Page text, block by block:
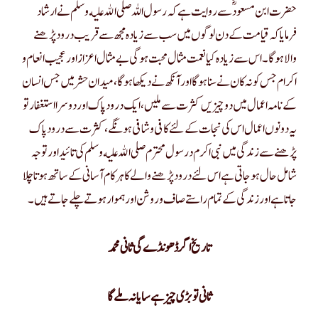
حضرت ابن مسعودؓ سے روایت ہے کہ رسول اللہ صلى الله عليه وسلم نے ارشاد
فرمایا کہ قیامت کے دن لوگوں میں سب سے زیادہ مجھ سے قریب درود پڑھنے
والا ہو گا۔ اس سے زیادہ کیا نعمت مثال محبت ہوگی بے مثال اعزاز اور عجیب انعام و
اکرام جس کو نہ کان نے سنا ہوگا اور آنکھ نے دیکھا ہو گا، میدان حشر میں جس انسان
کے نامہ اعمال میں دو چیزیں کثرت سے ملیں، ایک درود پاک اور دوسرا استغفار تو
یہ دونوں اعمال اس کی نجات کے لئے کافی وشافی ہونگے ، کثرت سے درود پاک
پڑھنے سے زندگی میں نبی اکرم درسول محترم صلى الله عليه وسلم کی تائید اور توجہ
شامل حال ہو جاتی ہے اس لئے درود پڑھنے والے کا ہر کام آسانی کے ساتھ ہوتا چلا
جاتا ہے اور زندگی کے تمام راستے صاف و روشن اور ہموار ہوتے چلے جاتے ہیں۔
تاریخ اگر ڈھونڈے گی ثانی محمد
ثانی تو بڑی چیز ہے سایا نہ ملے گا